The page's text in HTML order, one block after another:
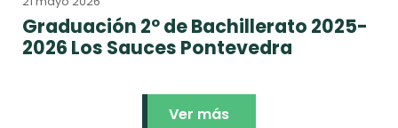
Graduación 2º de Bachillerato 2025-
2026 Los Sauces Pontevedra
Ver más